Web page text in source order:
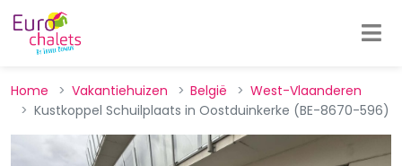
Home Vakantiehuizen België
West-Vlaanderen
Kustkoppel Schuilplaats in Oostduinkerke (BE-8670-596)